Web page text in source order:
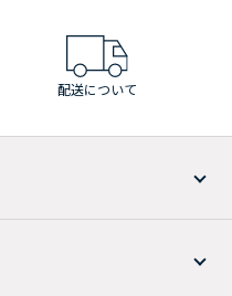
配送について